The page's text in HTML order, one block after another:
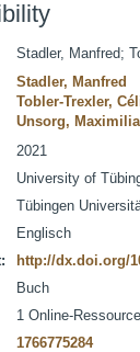
Stadler, Manfred;
Stadler, Manfred
Tobler-Trexler,
Unsorg,
2021
University of
Tübingen
Englisch
http://dx.doi.org/
Buch
1 Online-
1766775284